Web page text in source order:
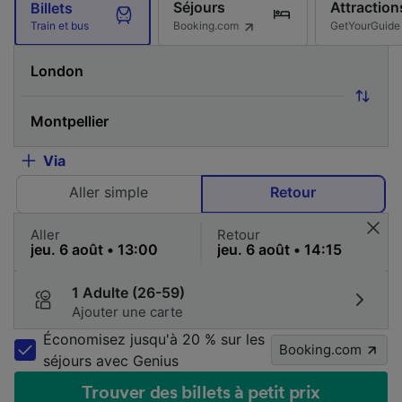
Billets
Train et bus
Séjours
Booking.com GetYourGuide
Via
Aller simple
Retour
Aller Retour
1 Adulte (26-59)
Ajouter une carte
Économisez jusqu'à 20 % sur les
séjours avec Genius
Booking.com
Trouver des billets à petit prix